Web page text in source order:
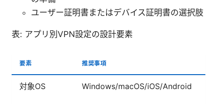
ユーザー証明書またはデバイス証明書の選択肢
表: アプリ別VPN設定の設計要素
要素 推奨事項
対象OS Windows/macOS/iOS/Android